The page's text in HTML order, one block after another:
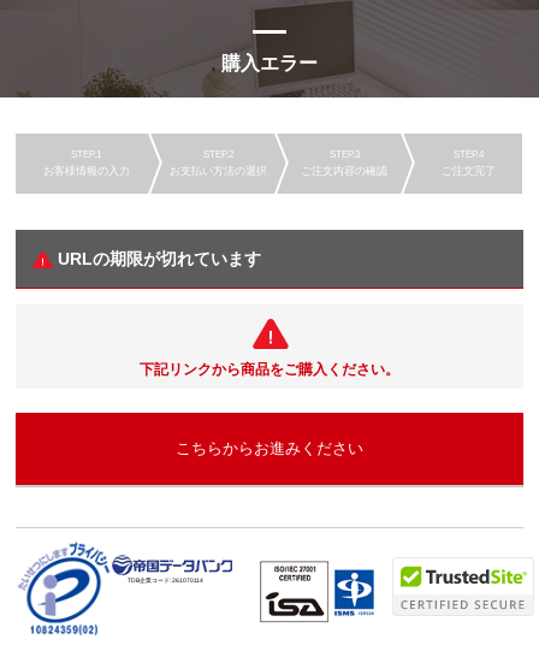
購入エラー
お客様情報の入力 お支払い方法の選択 ご注文内容の確認 ご注文完了
URLの期限が切れています
下記リンクから商品をご購入ください。
こちらからお進みください
TDB企業コード:261070114